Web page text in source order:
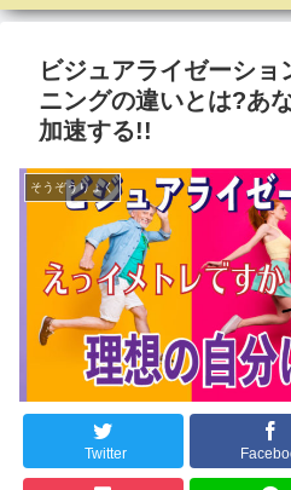
ビジュアライゼーシ
ニングの違いとは?あ
加速する!!
そうぞうりょく
Twitter